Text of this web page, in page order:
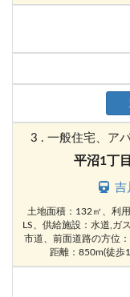
3 . 一般住宅、ア
平沼1丁
吉
土地面積：132㎡、利
LS、供給施設：水道,ガ
市道、前面道路の方位
距離：850m(徒歩